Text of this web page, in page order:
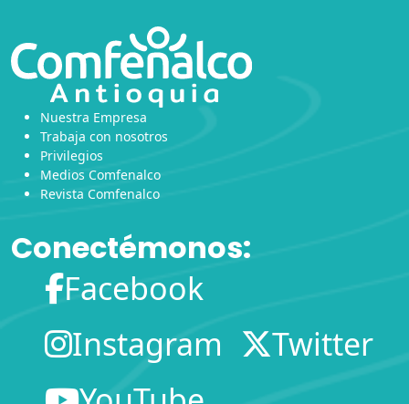
Nuestra Empresa
Trabaja con nosotros
Privilegios
Medios Comfenalco
Revista Comfenalco
Conectémonos:
Facebook
Instagram
Twitter